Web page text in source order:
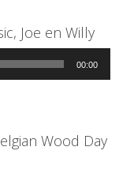
Joe en Willy
00:00
Wood Day